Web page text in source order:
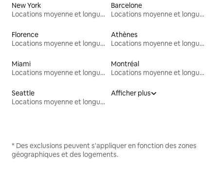
New York
Locations moyenne et longue durée
Barcelone
Locations moyenne et longue durée
Florence
Locations moyenne et longue durée
Athènes
Locations moyenne et longue durée
Miami
Locations moyenne et longue durée
Montréal
Locations moyenne et longue durée
Seattle
Locations moyenne et longue durée
Afficher plus
* Des exclusions peuvent s'appliquer en fonction des zones
géographiques et des logements.